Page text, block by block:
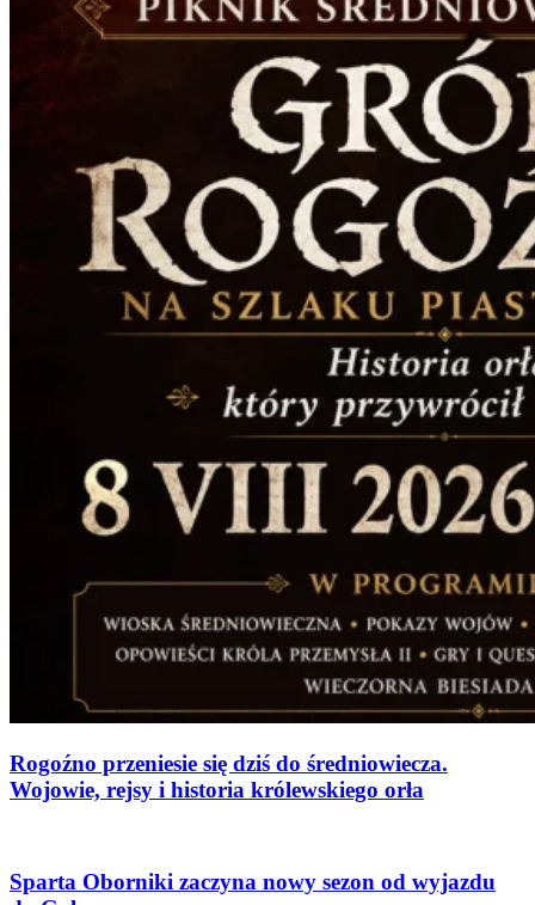
Rogoźno przeniesie się dziś do średniowiecza.
Wojowie, rejsy i historia królewskiego orła
Sparta Oborniki zaczyna nowy sezon od wyjazdu